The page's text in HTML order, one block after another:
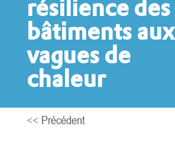
résilience des
bâtiments aux
vagues de
chaleur
<< Précédent